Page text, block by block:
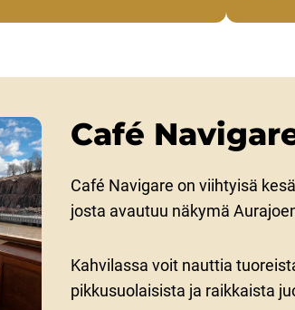
Café
Café Navigare on viihtyisä
josta avautuu näkymä
Kahvilassa voit nauttia
pikkusuolaisista ja raikkaista